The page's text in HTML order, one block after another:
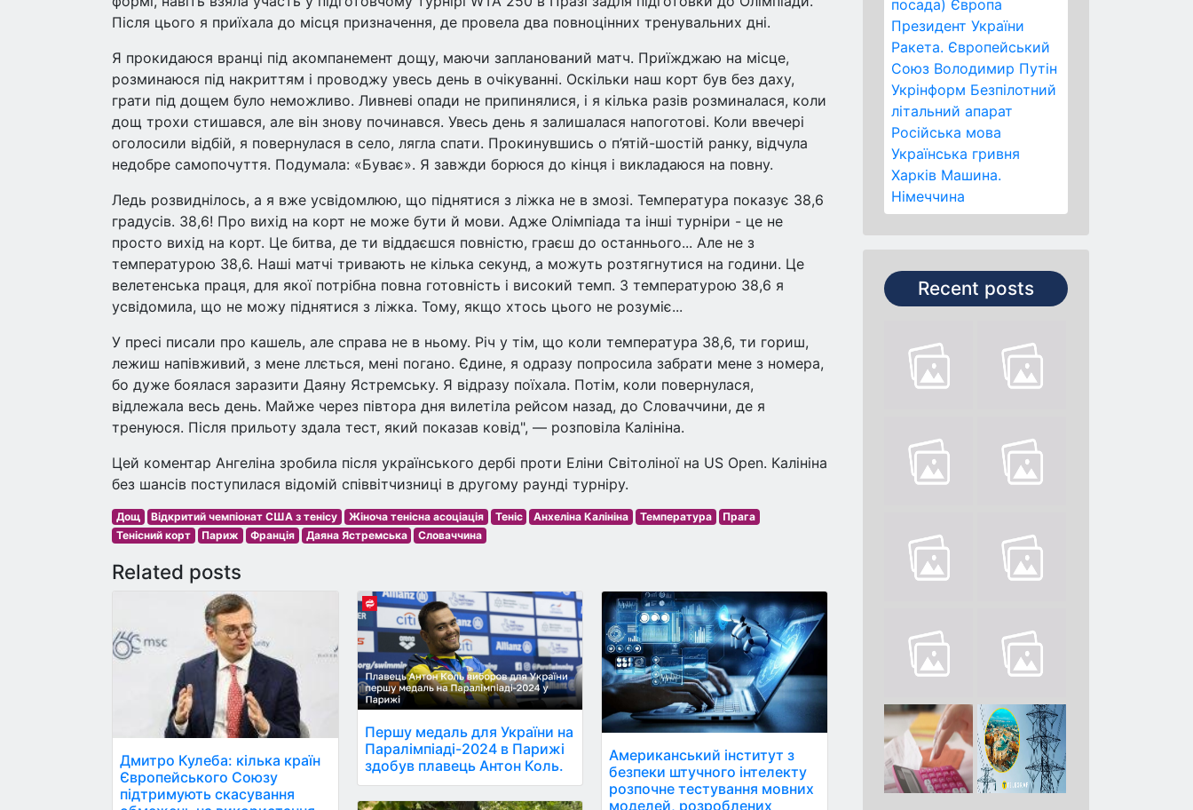
посада) Європа
Президент України
Ракета. Європейський
Союз Володимир Путін
Укрінформ Безпілотний
літальний апарат
Російська мова
Українська гривня
Харків Машина.
Німеччина
Recent posts
Після цього я приїхала до місця призначення, де провела два повноцінних тренувальних дні.
Я прокидаюся вранці під акомпанемент дощу, маючи запланований матч. Приїжджаю на місце,
розминаюся під накриттям і проводжу увесь день в очікуванні. Оскільки наш корт був без даху,
грати під дощем було неможливо. Ливневі опади не припинялися, і я кілька разів розминалася, коли
дощ трохи стишався, але він знову починався. Увесь день я залишалася напоготові. Коли ввечері
оголосили відбій, я повернулася в село, лягла спати. Прокинувшись о п’ятій-шостій ранку, відчула
недобре самопочуття. Подумала: «Буває». Я завжди борюся до кінця і викладаюся на повну.
Ледь розвиднілось, а я вже усвідомлюю, що піднятися з ліжка не в змозі. Температура показує 38,6
градусів. 38,6! Про вихід на корт не може бути й мови. Адже Олімпіада та інші турніри - це не
просто вихід на корт. Це битва, де ти віддаєшся повністю, граєш до останнього... Але не з
температурою 38,6. Наші матчі тривають не кілька секунд, а можуть розтягнутися на години. Це
велетенська праця, для якої потрібна повна готовність і високий темп. З температурою 38,6 я
усвідомила, що не можу піднятися з ліжка. Тому, якщо хтось цього не розуміє...
У пресі писали про кашель, але справа не в ньому. Річ у тім, що коли температура 38,6, ти гориш,
лежиш напівживий, з мене ллється, мені погано. Єдине, я одразу попросила забрати мене з номера,
бо дуже боялася заразити Даяну Ястремську. Я відразу поїхала. Потім, коли повернулася,
відлежала весь день. Майже через півтора дня вилетіла рейсом назад, до Словаччини, де я
тренуюся. Після прильоту здала тест, який показав ковід", — розповіла Калініна.
Цей коментар Ангеліна зробила після українського дербі проти Еліни Світоліної на US Open. Калініна
без шансів поступилася відомій співвітчизниці в другому раунді турніру.
Дощ Відкритий чемпіонат США з тенісу Жіноча тенісна асоціація Теніс Анхеліна Калініна Температура
Прага
Тенісний корт
Париж Франція Даяна Ястремська Словаччина
Related posts
Дмитро Кулеба: кілька країн
Європейського Союзу
підтримують скасування
Першу медаль для України на
Паралімпіаді-2024 в Парижі
здобув плавець Антон Коль.
Американський інститут з
безпеки штучного інтелекту
розпочне тестування мовних
моделей, розроблених